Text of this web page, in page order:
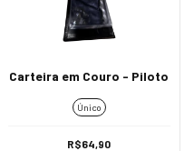
Carteira em Couro - Piloto
Único
R$64,90